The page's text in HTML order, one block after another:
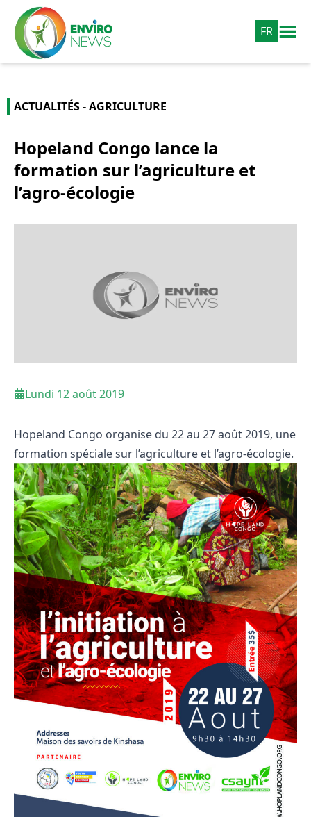
FR
ACTUALITÉS - AGRICULTURE
Hopeland Congo lance la
formation sur l’agriculture et
l’agro-écologie
Lundi 12 août 2019
Hopeland Congo organise du 22 au 27 août 2019, une
formation spéciale sur l’agriculture et l’agro-écologie.